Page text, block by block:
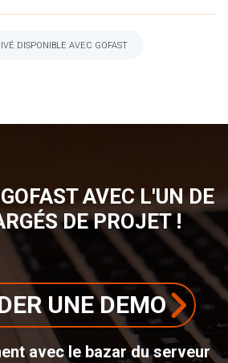
DISPONIBLE AVEC GOFAST
AVEC L'UN DE
DE PROJET !
UNE DEMO
avec le bazar du serveur